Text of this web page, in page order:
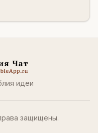
идеи
защищены.